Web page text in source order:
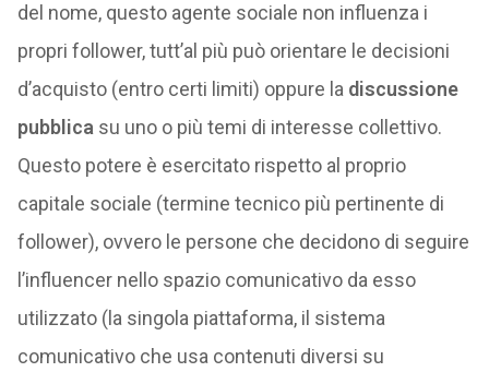
del nome, questo agente sociale non influenza i
propri follower, tutt’al più può orientare le decisioni
d’acquisto (entro certi limiti) oppure la discussione
pubblica su uno o più temi di interesse collettivo.
Questo potere è esercitato rispetto al proprio
capitale sociale (termine tecnico più pertinente di
follower), ovvero le persone che decidono di seguire
l’influencer nello spazio comunicativo da esso
utilizzato (la singola piattaforma, il sistema
comunicativo che usa contenuti diversi su